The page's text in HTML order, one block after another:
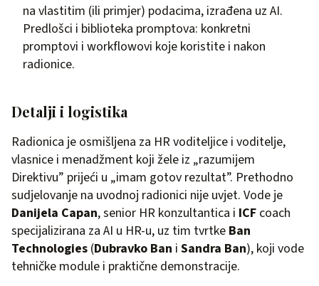
na vlastitim (ili primjer) podacima, izrađena uz AI.
Predlošci i biblioteka promptova: konkretni
promptovi i workflowovi koje koristite i nakon
radionice.
Detalji i logistika
Radionica je osmišljena za HR voditeljice i voditelje,
vlasnice i menadžment koji žele iz „razumijem
Direktivu” prijeći u „imam gotov rezultat”. Prethodno
sudjelovanje na uvodnoj radionici nije uvjet. Vode je
Danijela Capan, senior HR konzultantica i ICF coach
specijalizirana za AI u HR-u, uz tim tvrtke Ban
Technologies (Dubravko Ban i Sandra Ban), koji vode
tehničke module i praktične demonstracije.